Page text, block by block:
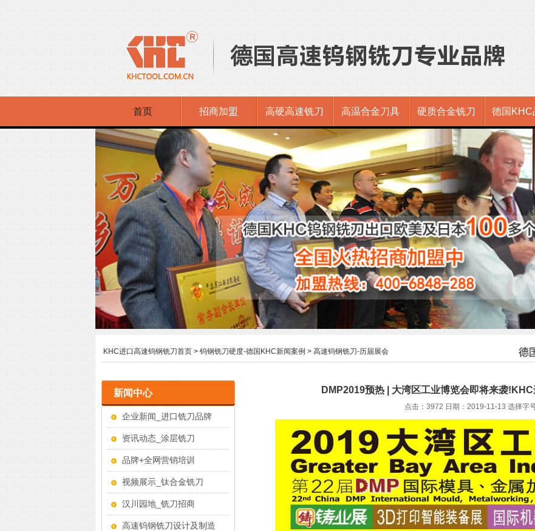
首页 招商加盟 高硬高速铣刀 高温合金刀具 硬质合金铣刀 德国KHC
KHC进口高速钨钢铣刀首页 > 钨钢铣刀硬度-德国KHC新闻案例 > 高速钨钢铣刀-历届展会
DMP2019预热 | 大湾区工业博览会即将来袭
点击：3972 日期：2019-11-13 选择字
新闻中心
企业新闻_进口铣刀品牌
资讯动态_涂层铣刀
品牌+全网营销培训
视频展示_钛合金铣刀
汉川园地_铣刀招商
高速钨钢铣刀设计及制造